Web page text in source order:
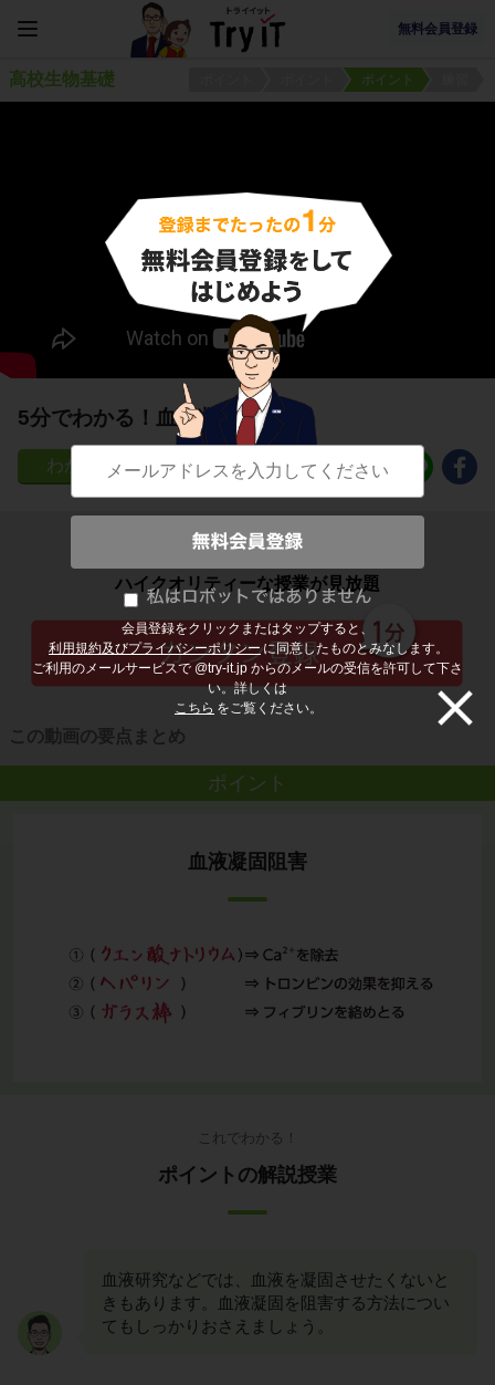
無料会員登録
会員登録をクリックまたはタップすると、
利用規約及びプライバシーポリシー に同意したものとみなします。
ご利用のメールサービスで @try-it.jp からのメールの受信を許可して下さ
い。詳しくは
こちら をご覧ください。
高校生物基礎 ポイント
5分でわかる！血液凝固阻害
160
子どもの勉強から大人の学び直しまで
ハイクオリティーな授業が見放題
この動画の要点まとめ
ポイント
血液凝固阻害
これでわかる！
ポイントの解説授業
血液研究などでは、血液を凝固させたくないと
きもあります。血液凝固を阻害する方法につい
てもしっかりおさえましょう。